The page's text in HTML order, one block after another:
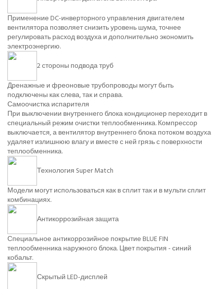
Применение DC-инверторного управления двигателем
вентилятора позволяет снизить уровень шума, точнее
регулировать расход воздуха и дополнительно экономить
электроэнергию.
2 стороны подвода труб
Дренажные и фреоновые трубопроводы могут быть
подключены как слева, так и справа.
Самоочистка испарителя
При выключении внутреннего блока кондиционер переходит в
специальный режим очистки теплообменника. Компрессор
выключается, а вентилятор внутреннего блока потоком воздуха
удаляет излишнюю влагу и вместе с ней грязь с поверхности
теплообменника.
Технология Super Match
Модели могут использоваться как в сплит так и в мульти сплит
комбинациях.
Антикоррозийная защита
Специальное антикоррозийное покрытие BLUE FIN
теплообменника наружного блока. Цвет покрытия - синий
кобальт.
Скрытый LED-дисплей